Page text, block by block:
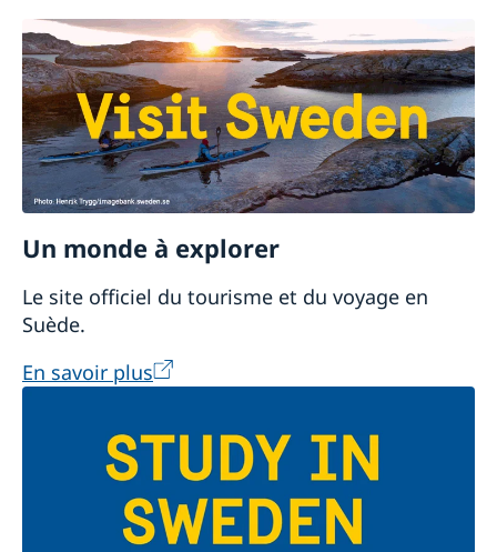
Un monde à explorer
Le site officiel du tourisme et du voyage en
Suède.
En savoir plus